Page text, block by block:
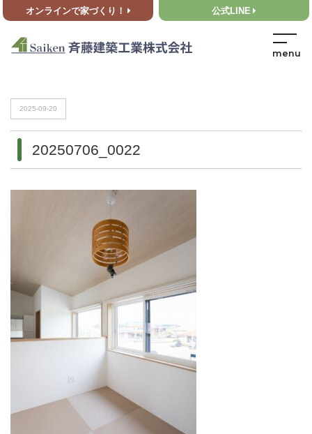
オンラインで家づくり！ 公式LINE
HOME>20250706_0022
2025-09-20
20250706_0022